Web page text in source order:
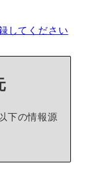
してください
下の情報源